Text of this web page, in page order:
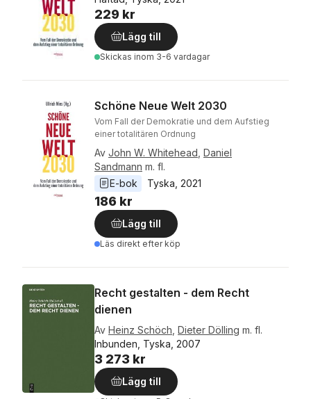
229 kr
Lägg till
Skickas inom 3-6 vardagar
Schöne Neue Welt 2030
Vom Fall der Demokratie und dem Aufstieg
einer totalitären Ordnung
Av John W. Whitehead Daniel
Sandmann m. fl.
E-bok
Tyska 2021
186 kr
Lägg till
Läs direkt efter köp
Recht gestalten - dem Recht
dienen
Av Heinz Schöch Dieter Dölling m. fl.
Inbunden, Tyska, 2007
3 273 kr
Lägg till